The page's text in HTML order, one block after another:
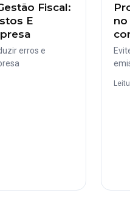
Fiscal:
E
erros e
no